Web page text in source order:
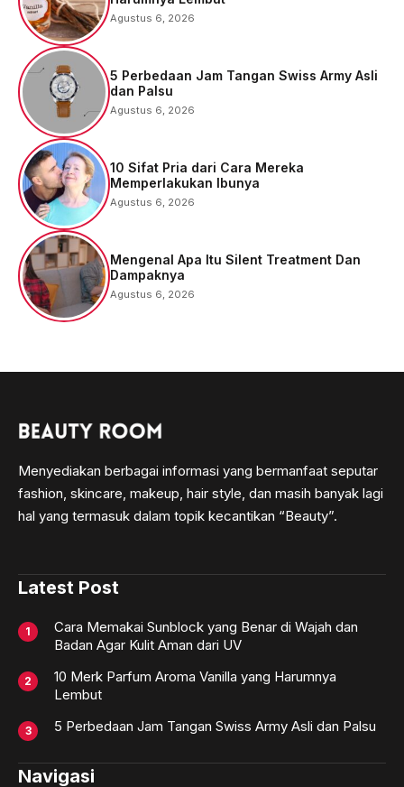
Agustus 6, 2026
5 Perbedaan Jam Tangan Swiss Army Asli
dan Palsu
Agustus 6, 2026
10 Sifat Pria dari Cara Mereka
Memperlakukan Ibunya
Agustus 6, 2026
Mengenal Apa Itu Silent Treatment Dan
Dampaknya
Agustus 6, 2026
Menyediakan berbagai informasi yang bermanfaat seputar
fashion, skincare, makeup, hair style, dan masih banyak lagi
hal yang termasuk dalam topik kecantikan “Beauty”.
Latest Post
Cara Memakai Sunblock yang Benar di Wajah dan
Badan Agar Kulit Aman dari UV
10 Merk Parfum Aroma Vanilla yang Harumnya
Lembut
5 Perbedaan Jam Tangan Swiss Army Asli dan Palsu
Navigasi